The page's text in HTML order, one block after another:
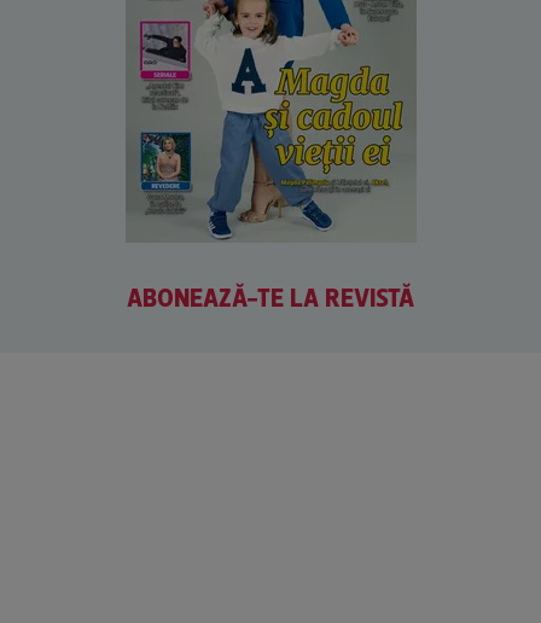
ABONEAZĂ-TE LA REVISTĂ